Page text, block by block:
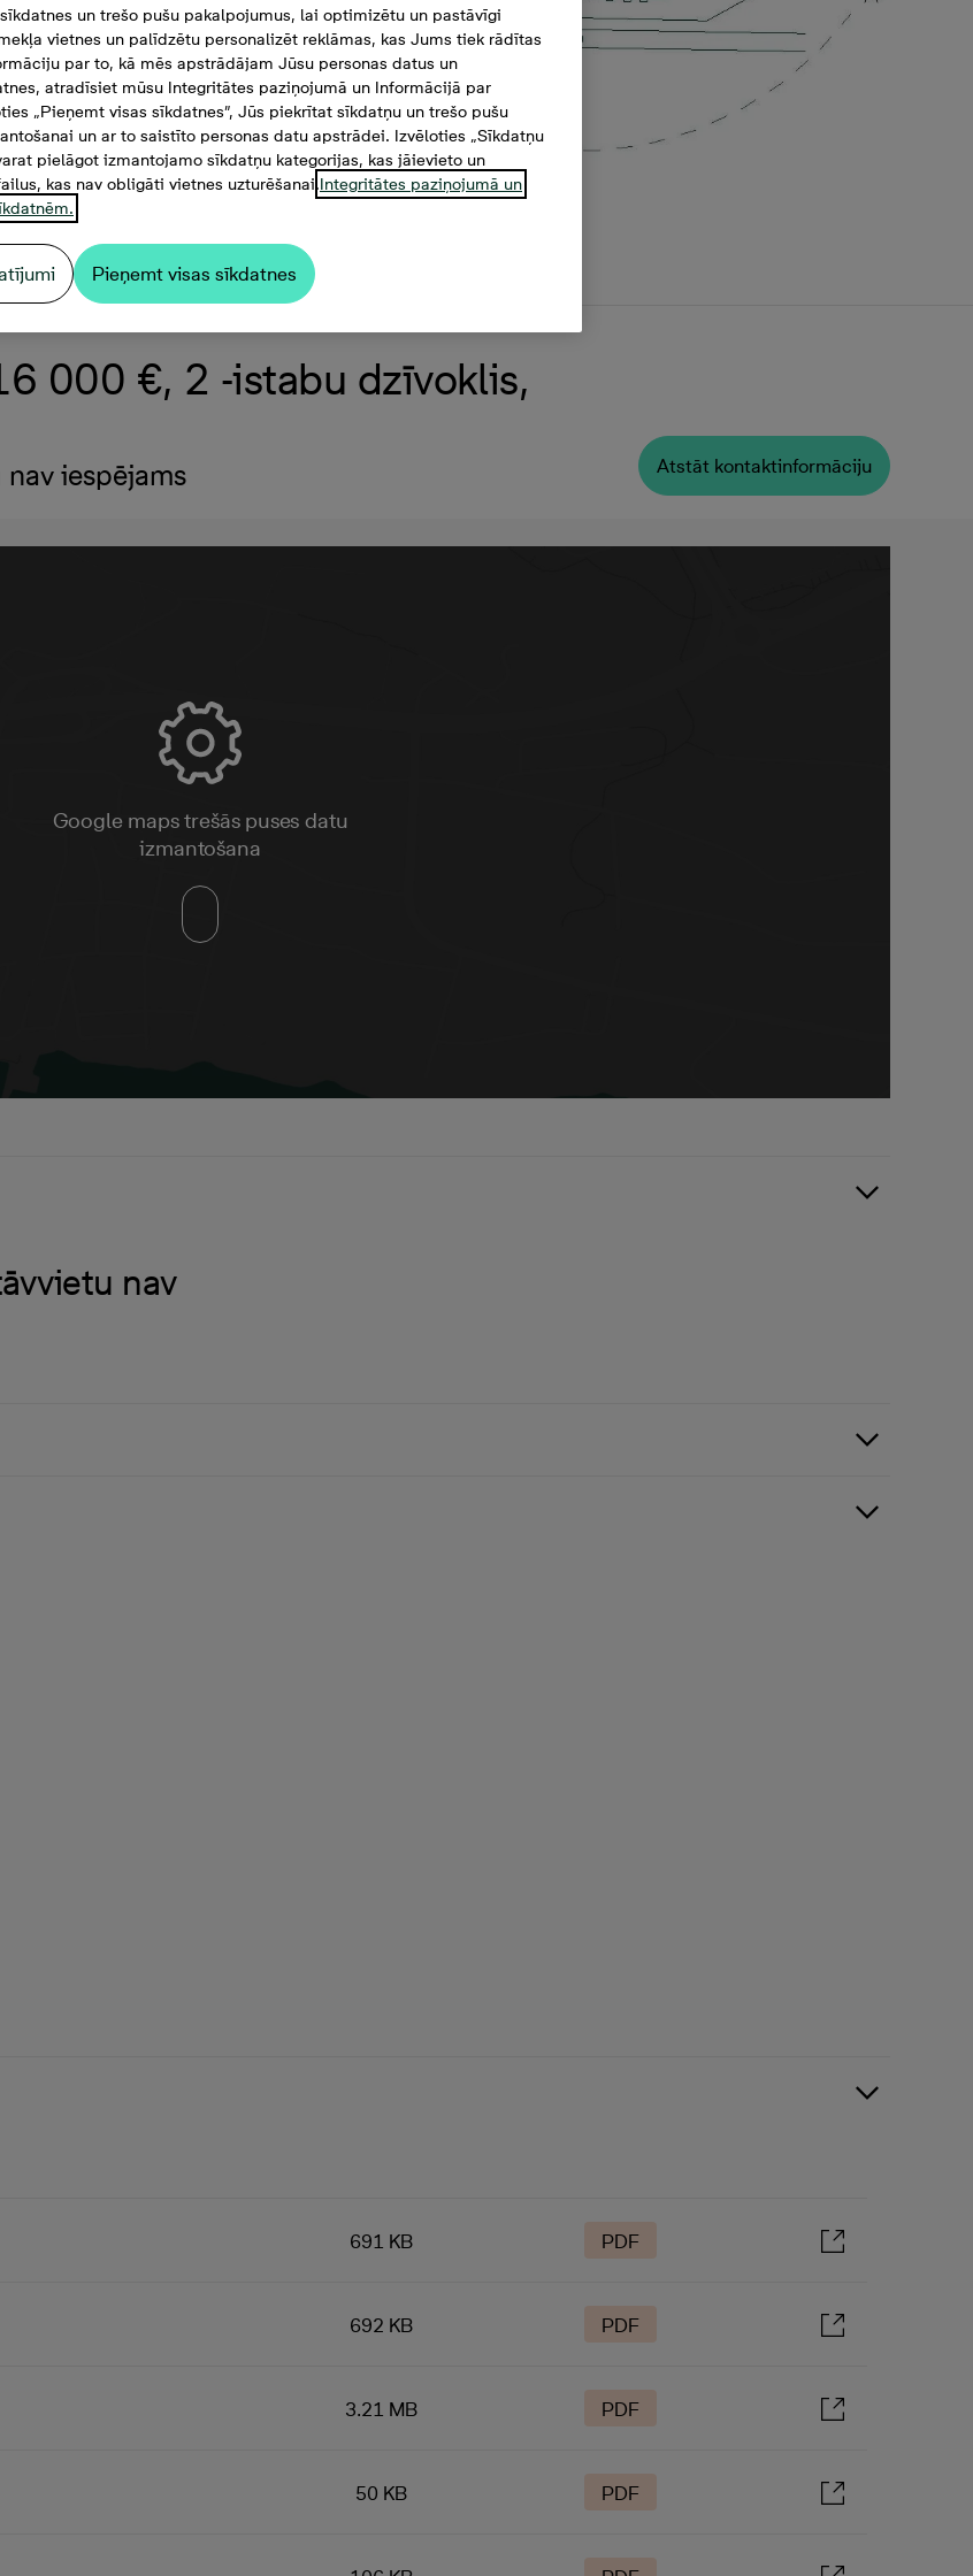
000 €, 2 -istabu dzīvoklis,
iespējams Atstāt kontaktinformāciju
Google maps trešās puses datu
izmantošana
nav
691 KB PDF
692 KB PDF
3.21 MB PDF
50 KB PDF
un trešo pušu pakalpojumus, lai optimizētu un pastāvīgi
vietnes un palīdzētu personalizēt reklāmas, kas Jums tiek rādītas
par to, kā mēs apstrādājam Jūsu personas datus un
atradīsiet mūsu Integritātes paziņojumā un Informācijā par
„Pieņemt visas sīkdatnes”, Jūs piekrītat sīkdatņu un trešo pušu
un ar to saistīto personas datu apstrādei. Izvēloties „Sīkdatņu
pielāgot izmantojamo sīkdatņu kategorijas, kas jāievieto un
kas nav obligāti vietnes uzturēšanai.Integritātes paziņojumā un
Pieņemt visas sīkdatnes